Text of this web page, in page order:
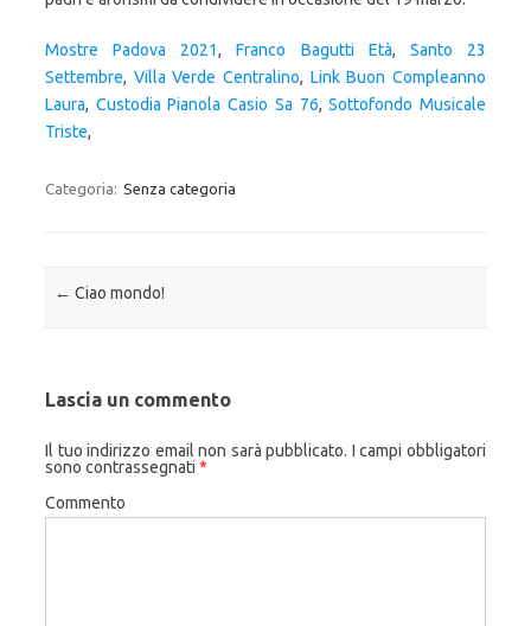
Mostre Padova 2021,Franco Bagutti Età, Santo 23
Settembre, Villa Verde Centralino, Link Buon Compleanno
Laura, Custodia Pianola Casio Sa 76,Sottofondo Musicale
Triste,
Categoria: Senza categoria
Navigazione articolo
← Ciao mondo!
Lascia un commento
Il tuo indirizzo email non sarà pubblicato. I campi obbligatori
sono contrassegnati *
Commento